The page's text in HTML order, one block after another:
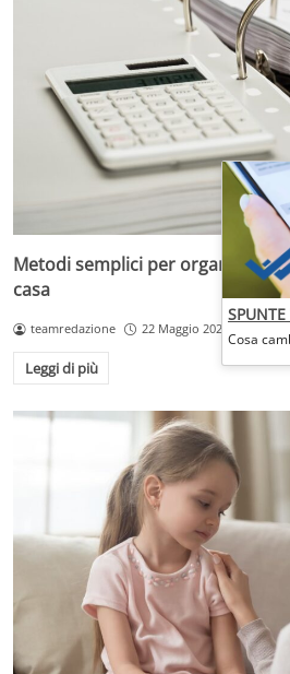
Metodi semplici per organizzare
casa
teamredazione 22 Maggio 2025
Leggi di più
Cosa